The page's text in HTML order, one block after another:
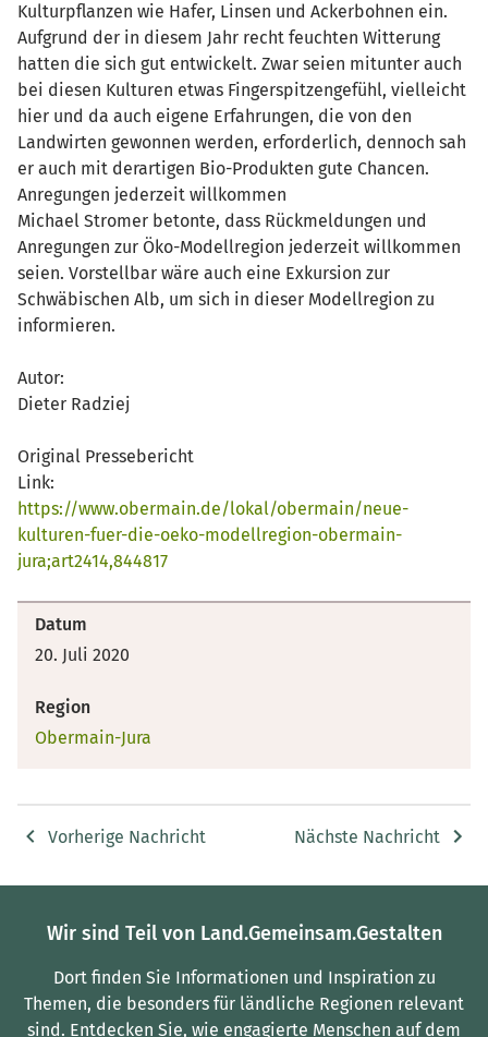
Kulturpflanzen wie Hafer, Linsen und Ackerbohnen ein.
Aufgrund der in diesem Jahr recht feuchten Witterung
hatten die sich gut entwickelt. Zwar seien mitunter auch
bei diesen Kulturen etwas Fingerspitzengefühl, vielleicht
hier und da auch eigene Erfahrungen, die von den
Landwirten gewonnen werden, erforderlich, dennoch sah
er auch mit derartigen Bio-Produkten gute Chancen.
Anregungen jederzeit willkommen
Michael Stromer betonte, dass Rückmeldungen und
Anregungen zur Öko-Modellregion jederzeit willkommen
seien. Vorstellbar wäre auch eine Exkursion zur
Schwäbischen Alb, um sich in dieser Modellregion zu
informieren.
Autor:
Dieter Radziej
Original Pressebericht
Link:
https://www.obermain.de/lokal/obermain/neue-
kulturen-fuer-die-oeko-modellregion-obermain-
jura;art2414,844817
Datum
20. Juli 2020
Region
Obermain-Jura
Vorherige Nachricht Nächste Nachricht
Wir sind Teil von Land.Gemeinsam.Gestalten
Dort finden Sie Informationen und Inspiration zu
Themen, die besonders für ländliche Regionen relevant
sind. Entdecken Sie, wie engagierte Menschen auf dem